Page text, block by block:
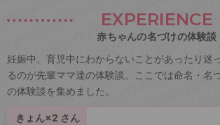
EXPERIENCE
赤ちゃんの名づけの体験談
妊娠中、育児中にわからないことがあったり迷
るのが先輩ママ達の体験談。ここでは命名・名
の体験談を集めました。
きょん×2 さん